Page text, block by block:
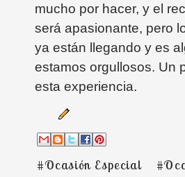
mucho por hacer, y el
será apasionante, pero
ya están llegando y es
estamos orgullosos. Un
esta experiencia.
#Ocasión Especial